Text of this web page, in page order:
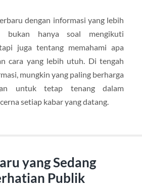
dengan informasi yang lebih
bukan hanya soal mengikuti
juga tentang memahami apa
cara yang lebih utuh. Di tengah
mungkin yang paling berharga
untuk tetap tenang dalam
setiap kabar yang datang.
yang Sedang
Publik